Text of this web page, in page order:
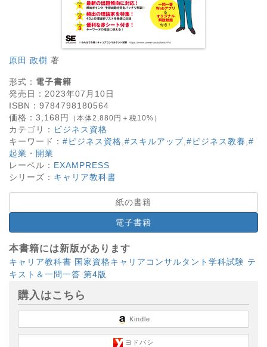
原田 政樹 著
形式： 電子書籍
発売日： 2023年07月10日
ISBN： 9784798180564
価格： 3,168 円 （本体2,880円＋税10%）
カテゴリ： ビジネス資格
キーワード： #ビジネス資格 #スキルアップ #ビジネス教養 #
起業・開業
レーベル： EXAMPRESS
シリーズ： キャリア教科書
紙の書籍
電子書籍
本書籍には新版があります
キャリア教科書 国家資格キャリアコンサルタント学科試験 テ
キスト＆一問一答 第4版
購入はこちら
Kindle
ヨドバシ